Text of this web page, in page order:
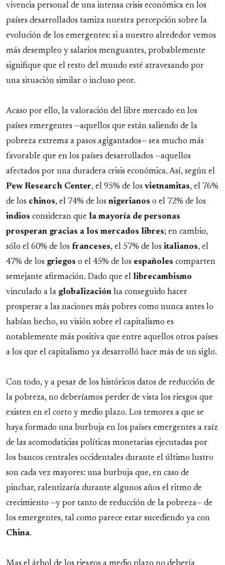
vivencia personal de una intensa crisis económica en los
países desarrollados tamiza nuestra percepción sobre la
evolución de los emergentes: si a nuestro alrededor vemos
más desempleo y salarios menguantes, probablemente
signifique que el resto del mundo esté atravesando por
una situación similar o incluso peor.
Acaso por ello, la valoración del libre mercado en los
países emergentes —aquellos que están saliendo de la
pobreza extrema a pasos agigantados— sea mucho más
favorable que en los países desarrollados —aquellos
afectados por una duradera crisis económica. Así, según el
Pew Research Center, el 95% de los vietnamitas, el 76%
de los chinos, el 74% de los nigerianos o el 72% de los
indios consideran que la mayoría de personas
prosperan gracias a los mercados libres; en cambio,
sólo el 60% de los franceses, el 57% de los italianos, el
47% de los griegos o el 45% de los españoles comparten
semejante afirmación. Dado que el librecambismo
vinculado a la globalización ha conseguido hacer
prosperar a las naciones más pobres como nunca antes lo
habían hecho, su visión sobre el capitalismo es
notablemente más positiva que entre aquellos otros países
a los que el capitalismo ya desarrolló hace más de un siglo.
Con todo, y a pesar de los históricos datos de reducción de
la pobreza, no deberíamos perder de vista los riesgos que
existen en el corto y medio plazo. Los temores a que se
haya formado una burbuja en los países emergentes a raíz
de las acomodaticias políticas monetarias ejecutadas por
los bancos centrales occidentales durante el último lustro
son cada vez mayores: una burbuja que, en caso de
pinchar, ralentizaría durante algunos años el ritmo de
crecimiento —y por tanto de reducción de la pobreza— de
los emergentes, tal como parece estar sucediendo ya con
China.
Mas el árbol de los riesgos a medio plazo no debería